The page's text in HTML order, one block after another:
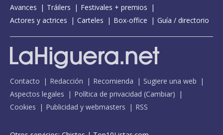
Avances
Tráilers
Festivales + premios
Actores y actrices
Carteles Box-office Guía / directorio
Contacto Redacción Recomienda
Sugiere una web
Aspectos legales
Política de privacidad (Cambiar)
Cookies
Publicidad y webmasters RSS